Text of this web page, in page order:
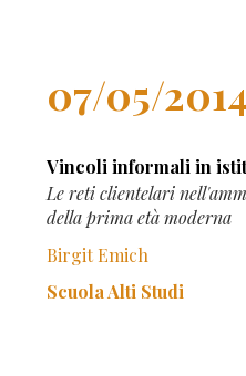
07/05/
Vincoli informali in
Le reti clientelari
della prima età moderna
Birgit Emich
Scuola Alti Studi